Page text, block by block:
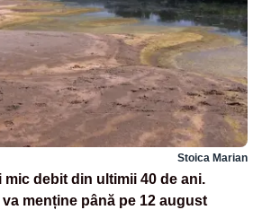
Stoica Marian
mic debit din ultimii 40 de ani.
va menține până pe 12 august